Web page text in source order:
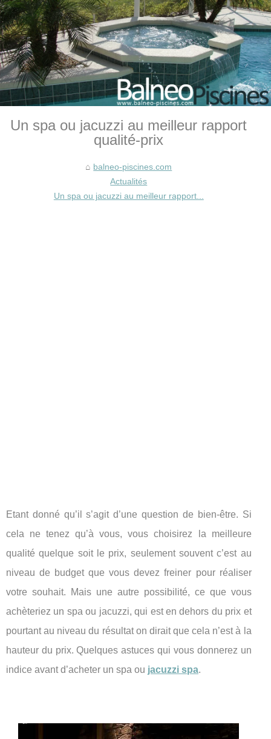
Un spa ou jacuzzi au meilleur rapport
qualité-prix
balneo-piscines.com
Actualités
Un spa ou jacuzzi au meilleur rapport...
Etant donné qu’il s’agit d’une question de bien-être. Si
cela ne tenez qu’à vous, vous choisirez la meilleure
qualité quelque soit le prix, seulement souvent c’est au
niveau de budget que vous devez freiner pour réaliser
votre souhait. Mais une autre possibilité, ce que vous
achèteriez un spa ou jacuzzi, qui est en dehors du prix et
pourtant au niveau du résultat on dirait que cela n’est à la
hauteur du prix. Quelques astuces qui vous donnerez un
indice avant d’acheter un spa ou jacuzzi spa.